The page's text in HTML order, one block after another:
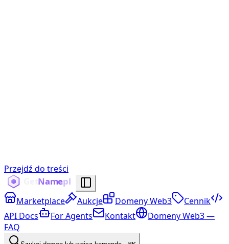
Przejdź do treści
Marketplace Aukcje Domeny Web3
Cennik
API Docs
For Agents Kontakt
Domeny Web3 —
FAQ